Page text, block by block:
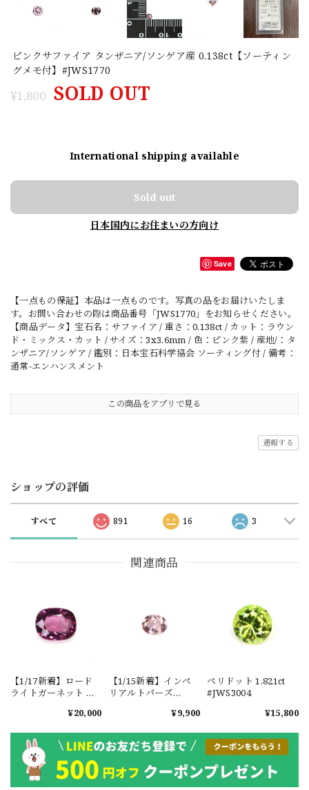
ピンクサファイア タンザニア/ソンゲア産 0.138ct【ソーティン
グメモ付】#JWS1770
¥1,800 SOLD OUT
International shipping available
Sold out
日本国内にお住まいの方向け
Save
【一点もの保証】本品は一点ものです。写真の品をお届けいたしま
す。お問い合わせの際は商品番号「JWS1770」をお知らせください。
【商品データ】宝石名：サファイア / 重さ：0.138ct / カット：ラウン
ド・ミックス・カット / サイズ：3x3.6mm / 色：ピンク紫 / 産地/：タ
ンザニア/ソンゲア / 鑑別：日本宝石科学協会 ソーティング付 / 備考：
通常-エンハンスメント
この商品をアプリで見る
通報する
ショップの評価
すべて 891 16 3
関連商品
【1/17新着】ロード
ライトガーネット タ
1.601ct【ソーティン
¥20,000
【1/15新着】インペ
リアルトパーズ
¥9,900
ペリドット 1.821ct
#JWS3004
¥15,800